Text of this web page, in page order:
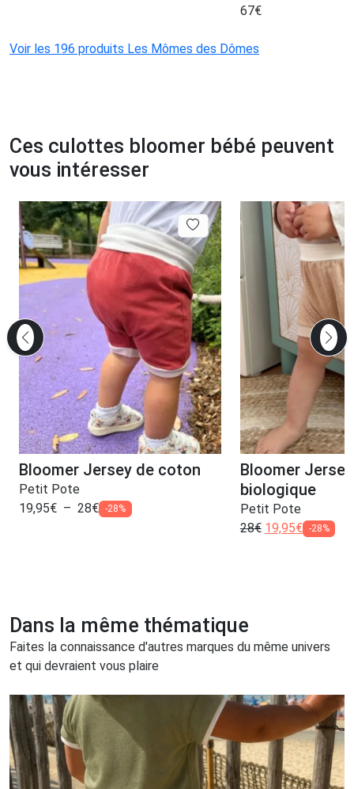
67€
Voir les 196 produits Les Mômes des Dômes
Ces culottes bloomer bébé peuvent
vous intéresser
Bloomer Jersey de coton
Petit Pote
19,95€ – 28€ -28%
Bloomer
biologique
Petit Pote
28€ 19,95€ -28%
Dans la même thématique
Faites la connaissance d'autres marques du même univers
et qui devraient vous plaire